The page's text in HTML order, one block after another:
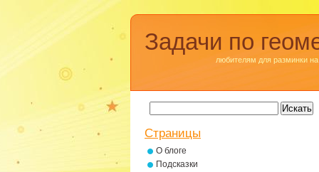
Задачи по
любителям для разминки на
Страницы
О блоге
Подсказки